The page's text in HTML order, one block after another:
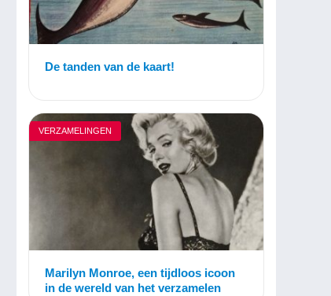
De tanden van de kaart!
VERZAMELINGEN
Marilyn Monroe, een tijdloos icoon
in de wereld van het verzamelen